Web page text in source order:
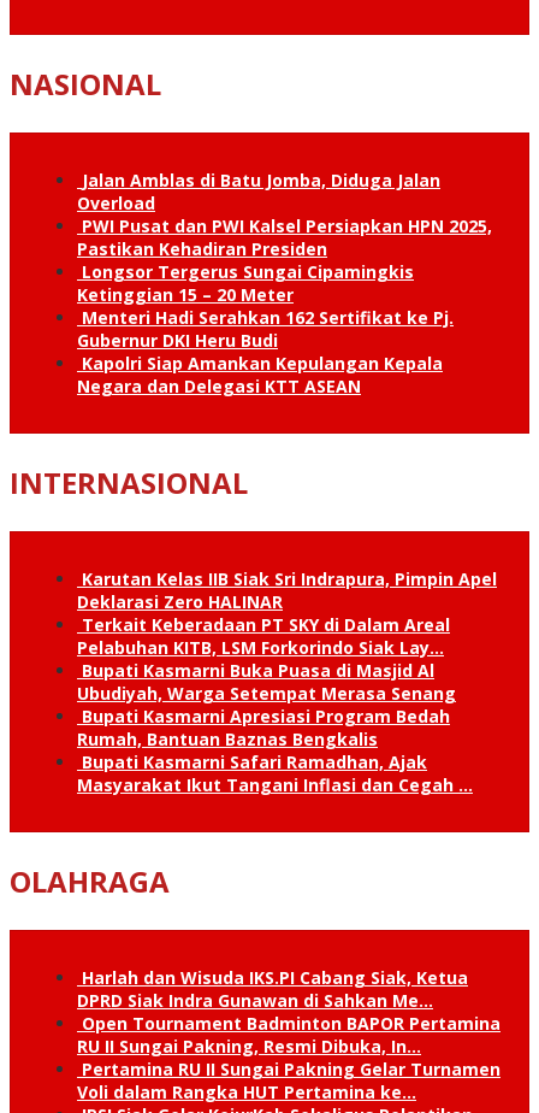
NASIONAL
Jalan Amblas di Batu Jomba, Diduga Jalan
Overload
PWI Pusat dan PWI Kalsel Persiapkan HPN 2025,
Pastikan Kehadiran Presiden
Longsor Tergerus Sungai Cipamingkis
Ketinggian 15 – 20 Meter
Menteri Hadi Serahkan 162 Sertifikat ke Pj.
Gubernur DKI Heru Budi
Kapolri Siap Amankan Kepulangan Kepala
Negara dan Delegasi KTT ASEAN
INTERNASIONAL
Karutan Kelas IIB Siak Sri Indrapura, Pimpin Apel
Deklarasi Zero HALINAR
Terkait Keberadaan PT SKY di Dalam Areal
Pelabuhan KITB, LSM Forkorindo Siak Lay…
Bupati Kasmarni Buka Puasa di Masjid Al
Ubudiyah, Warga Setempat Merasa Senang
Bupati Kasmarni Apresiasi Program Bedah
Rumah, Bantuan Baznas Bengkalis
Bupati Kasmarni Safari Ramadhan, Ajak
Masyarakat Ikut Tangani Inflasi dan Cegah …
OLAHRAGA
Harlah dan Wisuda IKS.PI Cabang Siak, Ketua
DPRD Siak Indra Gunawan di Sahkan Me…
Open Tournament Badminton BAPOR Pertamina
RU II Sungai Pakning, Resmi Dibuka, In…
Pertamina RU II Sungai Pakning Gelar Turnamen
Voli dalam Rangka HUT Pertamina ke…